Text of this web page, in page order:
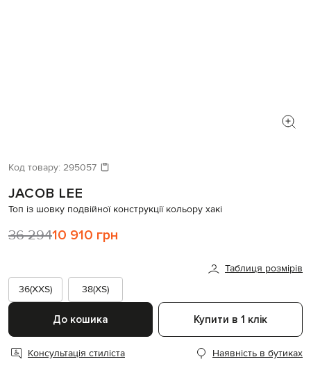
Код товару: 295057
JACOB LEE
Топ із шовку подвійної конструкції кольору хакі
36 29410 910 грн
Таблиця розмірів
36(XXS)
38(XS)
До кошика Купити в 1 клік
Консультація стиліста Наявність в бутиках